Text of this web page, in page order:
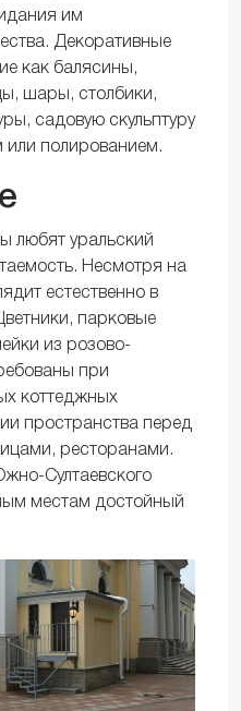
им
Декоративные
как балясины,
шары, столбики,
садовую скульптуру
полированием.
любят уральский
Несмотря на
естественно в
парковые
из розово-
при
коттеджных
пространства перед
ресторанами.
Султаевского
местам достойный